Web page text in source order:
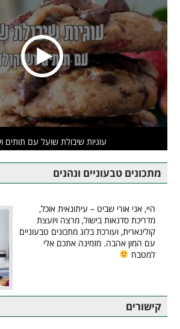
עוגיות שיבולת שועל עם תותים
מתכונים טבעוניים ונהנים
היי, אני אורי שביט – עיתונאית אוכל,
מדריכת סדנאות בישול, מרצה ויועצת
קולינארית, ועורכת בלוג מתכונים טבעוניים
עם המון אהבה. מזמינה אתכם אלי
למטבח
קישורים